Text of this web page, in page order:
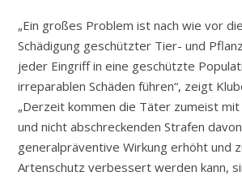
„Ein großes Problem ist nach wie vor
Schädigung geschützter Tier- und
jeder Eingriff in eine geschützte
irreparablen Schäden führen“, zeigt
„Derzeit kommen die Täter zumeist
und nicht abschreckenden Strafen
generalpräventive Wirkung erhöht und
Artenschutz verbessert werden kann,